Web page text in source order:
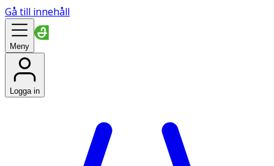
Gå till innehåll
Meny
Logga in